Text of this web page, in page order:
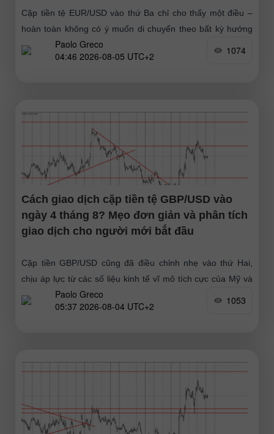
Cặp tiền tệ EUR/USD vào thứ Ba chỉ cho thấy một điều –
hoàn toàn không có ý muốn di chuyển theo bất kỳ hướng
nào. Vào cuối ngày, đồng
Paolo Greco
04:46 2026-08-05 UTC+2
1074
Cách giao dịch cặp tiền tệ GBP/USD vào
ngày 4 tháng 8? Mẹo đơn giản và phân tích
giao dịch cho người mới bắt đầu
Cặp tiền GBP/USD cũng đã điều chỉnh nhẹ vào thứ Hai,
chịu áp lực từ các số liệu kinh tế vĩ mô tích cực của Mỹ và
nhu cầu điềuPaolo Greco
05:37 2026-08-04 UTC+2
1053